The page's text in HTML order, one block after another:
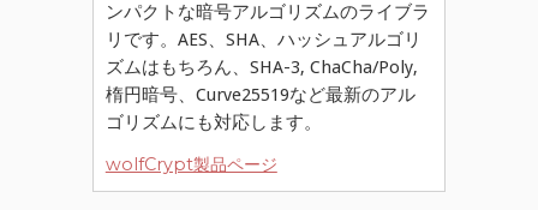
ンパクトな暗号アルゴリズムのライブラ
リです。AES、SHA、ハッシュアルゴリ
ズムはもちろん、SHA-3, ChaCha/Poly,
楕円暗号、Curve25519など最新のアル
ゴリズムにも対応します。
wolfCrypt製品ページ